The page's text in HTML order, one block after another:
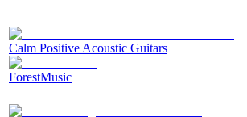
Calm Positive Acoustic Guitars
ForestMusic